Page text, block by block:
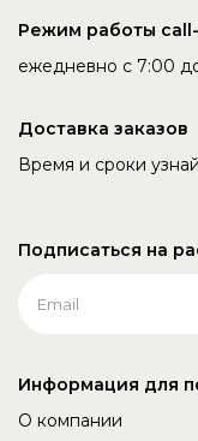
Режим работы
ежедневно с 7:00
Доставка заказов
Время и сроки
Подписаться на
Информация для
О компании